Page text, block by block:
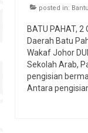
posted in:
BATU PAHAT,
Daerah Batu
Wakaf Johor
Sekolah Arab,
pengisian
Antara